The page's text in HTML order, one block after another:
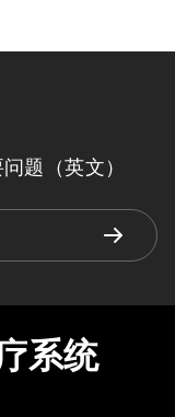
题（英文）
系统